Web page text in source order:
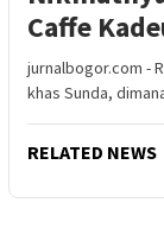
Caffe
jurnalbogor.com -
khas Sunda,
RELATED NEWS